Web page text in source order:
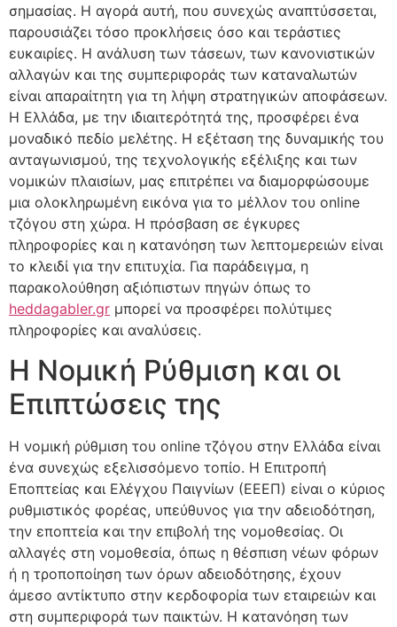
σημασίας. Η αγορά αυτή, που συνεχώς αναπτύσσεται,
παρουσιάζει τόσο προκλήσεις όσο και τεράστιες
ευκαιρίες. Η ανάλυση των τάσεων, των κανονιστικών
αλλαγών και της συμπεριφοράς των καταναλωτών
είναι απαραίτητη για τη λήψη στρατηγικών αποφάσεων.
Η Ελλάδα, με την ιδιαιτερότητά της, προσφέρει ένα
μοναδικό πεδίο μελέτης. Η εξέταση της δυναμικής του
ανταγωνισμού, της τεχνολογικής εξέλιξης και των
νομικών πλαισίων, μας επιτρέπει να διαμορφώσουμε
μια ολοκληρωμένη εικόνα για το μέλλον του online
τζόγου στη χώρα. Η πρόσβαση σε έγκυρες
πληροφορίες και η κατανόηση των λεπτομερειών είναι
το κλειδί για την επιτυχία. Για παράδειγμα, η
παρακολούθηση αξιόπιστων πηγών όπως το
heddagabler.gr μπορεί να προσφέρει πολύτιμες
πληροφορίες και αναλύσεις.
Η Νομική Ρύθμιση και οι
Επιπτώσεις της
Η νομική ρύθμιση του online τζόγου στην Ελλάδα είναι
ένα συνεχώς εξελισσόμενο τοπίο. Η Επιτροπή
Εποπτείας και Ελέγχου Παιγνίων (ΕΕΕΠ) είναι ο κύριος
ρυθμιστικός φορέας, υπεύθυνος για την αδειοδότηση,
την εποπτεία και την επιβολή της νομοθεσίας. Οι
αλλαγές στη νομοθεσία, όπως η θέσπιση νέων φόρων
ή η τροποποίηση των όρων αδειοδότησης, έχουν
άμεσο αντίκτυπο στην κερδοφορία των εταιρειών και
στη συμπεριφορά των παικτών. Η κατανόηση των